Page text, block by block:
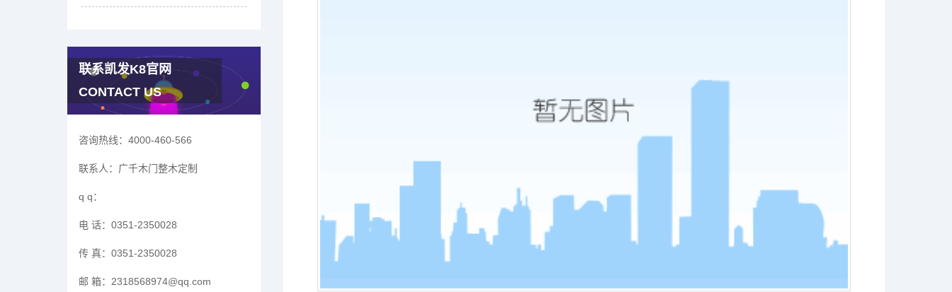
联系凯发K8官网
CONTACT US
咨询热线： 4000-460-566
联系人： 广千木门整木定制
q q：
电 话： 0351-2350028
传 真： 0351-2350028
邮 箱： 2318568974@qq.com